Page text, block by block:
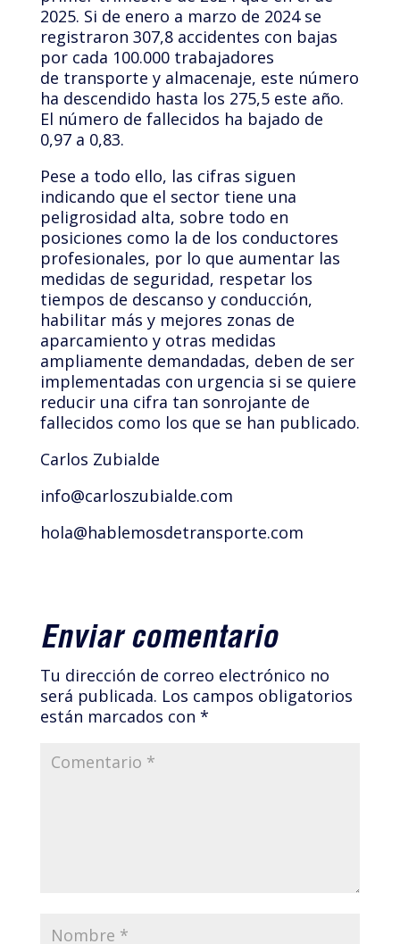
2025. Si de enero a marzo de 2024 se
registraron 307,8 accidentes con bajas
por cada 100.000 trabajadores
de transporte y almacenaje, este número
ha descendido hasta los 275,5 este año.
El número de fallecidos ha bajado de
0,97 a 0,83.
Pese a todo ello, las cifras siguen
indicando que el sector tiene una
peligrosidad alta, sobre todo en
posiciones como la de los conductores
profesionales, por lo que aumentar las
medidas de seguridad, respetar los
tiempos de descanso y conducción,
habilitar más y mejores zonas de
aparcamiento y otras medidas
ampliamente demandadas, deben de ser
implementadas con urgencia si se quiere
reducir una cifra tan sonrojante de
fallecidos como los que se han publicado.
Carlos Zubialde
info@carloszubialde.com
hola@hablemosdetransporte.com
Enviar comentario
Tu dirección de correo electrónico no
será publicada. Los campos obligatorios
están marcados con *